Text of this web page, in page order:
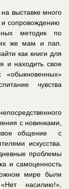
выставке много
и сопровождению
методик по
же мам и пап.
как книги для
и находить свое
чувства
с новинками,
общение с
искусства.
проблемы
и самоценность
мире были
насилию!»,